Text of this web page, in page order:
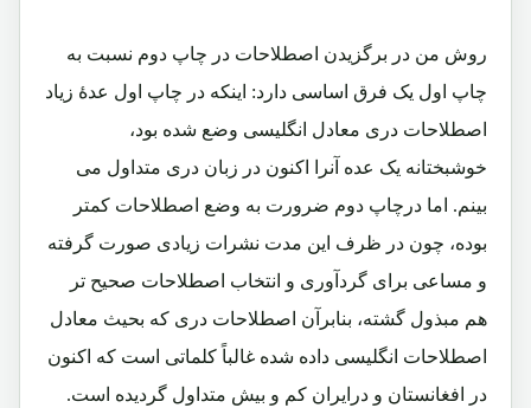
روش من در برگزیدن اصطلاحات در چاپ دوم نسبت به
چاپ اول یک فرق اساسی دارد: اینکه در چاپ اول عدۀ زیاد
اصطلاحات دری معادل انگلیسی وضع شده بود،
خوشبختانه یک عده آنرا اکنون در زبان دری متداول می
بینم. اما درچاپ دوم ضرورت به وضع اصطلاحات کمتر
بوده، چون در ظرف این مدت نشرات زیادی صورت گرفته
و مساعی برای گردآوری و انتخاب اصطلاحات صحیح تر
هم مبذول گشته، بنابرآن اصطلاحات دری که بحیث معادل
اصطلاحات انگلیسی داده شده غالباً کلماتی است که اکنون
در افغانستان و درایران کم و بیش متداول گردیده است.